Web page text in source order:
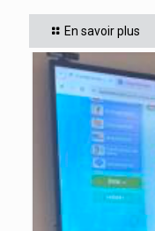
En savoir plus